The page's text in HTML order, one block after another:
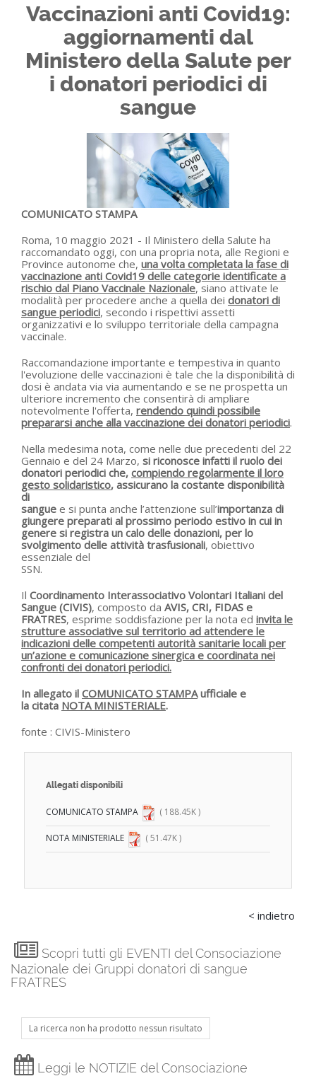
Vaccinazioni anti Covid19:
aggiornamenti dal
Ministero della Salute per
i donatori periodici di
sangue
COMUNICATO STAMPA
Roma, 10 maggio 2021 - Il Ministero della Salute ha
raccomandato oggi, con una propria nota, alle Regioni e
Province autonome che, una volta completata la fase di
vaccinazione anti Covid19 delle categorie identificate a
rischio dal Piano Vaccinale Nazionale, siano attivate le
modalità per procedere anche a quella dei donatori di
sangue periodici, secondo i rispettivi assetti
organizzativi e lo sviluppo territoriale della campagna
vaccinale.
Raccomandazione importante e tempestiva in quanto
l'evoluzione delle vaccinazioni è tale che la disponibilità di
dosi è andata via via aumentando e se ne prospetta un
ulteriore incremento che consentirà di ampliare
notevolmente l'offerta, rendendo quindi possibile
prepararsi anche alla vaccinazione dei donatori periodici.
Nella medesima nota, come nelle due precedenti del 22
Gennaio e del 24 Marzo, si riconosce infatti il ruolo dei
donatori periodici che, compiendo regolarmente il loro
gesto solidaristico, assicurano la costante disponibilità
di
sangue e si punta anche l’attenzione sull’importanza di
giungere preparati al prossimo periodo estivo in cui in
genere si registra un calo delle donazioni, per lo
svolgimento delle attività trasfusionali, obiettivo
essenziale del
SSN.
Il Coordinamento Interassociativo Volontari Italiani del
Sangue (CIVIS), composto da AVIS, CRI, FIDAS e
FRATRES, esprime soddisfazione per la nota ed invita le
strutture associative sul territorio ad attendere le
indicazioni delle competenti autorità sanitarie locali per
un’azione e comunicazione sinergica e coordinata nei
confronti dei donatori periodici.
In allegato il COMUNICATO STAMPAufficiale e
la citata NOTA MINISTERIALE.
fonte : CIVIS-Ministero
Allegati disponibili
COMUNICATO STAMPA ( 188.45K )
NOTA MINISTERIALE ( 51.47K )
< indietro
Scopri tutti gli EVENTI del Consociazione
Nazionale dei Gruppi donatori di sangue
FRATRES
La ricerca non ha prodotto nessun risultato
Leggi le NOTIZIE del Consociazione